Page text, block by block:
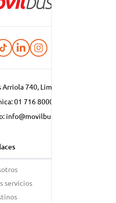
740, Lima, Perú
01 716 8000
info@movilbus.pe
servicios